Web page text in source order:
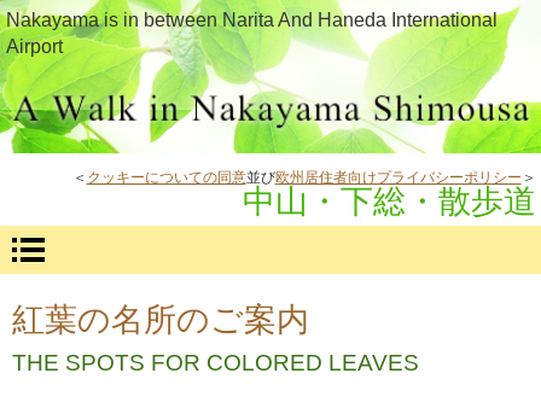
Nakayama is in between Narita And Haneda International
Airport
＜ クッキーについての同意並び欧州居住者向けプライバシーポリシー ＞
中山・下総・散歩道
紅葉の名所のご案内
THE SPOTS FOR COLORED LEAVES